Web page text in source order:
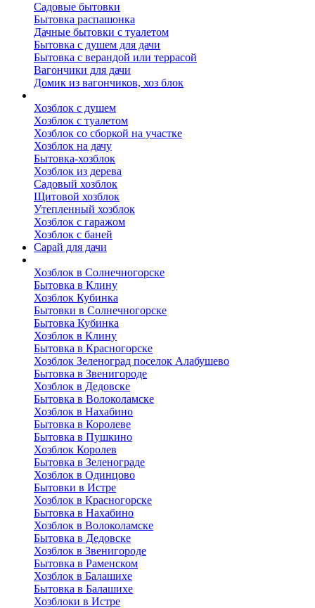
Садовые бытовки
Бытовка распашонка
Дачные бытовки с туалетом
Бытовка с душем для дачи
Бытовка с верандой или террасой
Вагончики для дачи
Домик из вагончиков, хоз блок
Хозблок с душем
Хозблок с туалетом
Хозблок со сборкой на участке
Хозблок на дачу
Бытовка-хозблок
Хозблок из дерева
Садовый хозблок
Щитовой хозблок
Утепленный хозблок
Хозблок с гаражом
Хозблок с баней
Сарай для дачи
Хозблок в Солнечногорске
Бытовка в Клину
Хозблок Кубинка
Бытовки в Солнечногорске
Бытовка Кубинка
Хозблок в Клину
Бытовка в Красногорске
Хозблок Зеленоград поселок Алабушево
Бытовка в Звенигороде
Хозблок в Дедовске
Бытовка в Волоколамске
Хозблок в Нахабино
Бытовка в Королеве
Бытовкa в Пушкино
Хозблок Королев
Бытовка в Зеленограде
Хозблок в Одинцово
Бытовки в Истре
Хозблок в Красногорске
Бытовка в Нахабино
Хозблок в Волоколамске
Бытовкa в Дедовске
Хозблок в Звенигороде
Бытовка в Раменском
Хозблок в Балашихе
Бытовкa в Балашихе
Хозблоки в Истре